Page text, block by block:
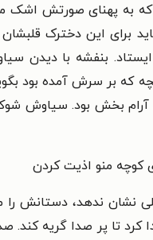
به پهنای صورتش
برای این دخترک
ایستاد. بنفشه با
که بر سرش آمده بود
بخش بود. سیاوش
کوچه منو اذیت کردن
نشان ندهد، دستانش
پیدا کرد تا پر صدا